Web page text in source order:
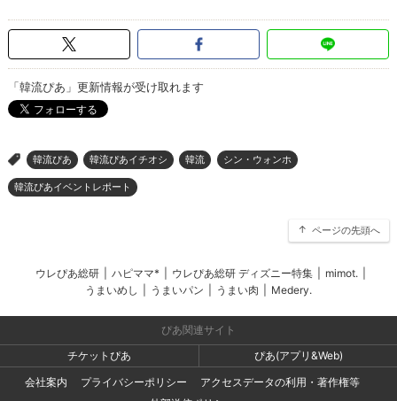
「韓流ぴあ」更新情報が受け取れます
> 韓流ぴあ 韓流ぴあイチオシ 韓流 シン・ウォンホ
韓流ぴあイベントレポート
ページの先頭へ
ウレぴあ総研 ハピママ* ウレぴあ総研 ディズニー特集 mimot.
うまいめし
うまいパン うまい肉 Medery.
ぴあ関連サイト
チケットぴあ
ぴあ(アプリ&Web)
会社案内
プライバシーポリシー
アクセスデータの利用・著作権等